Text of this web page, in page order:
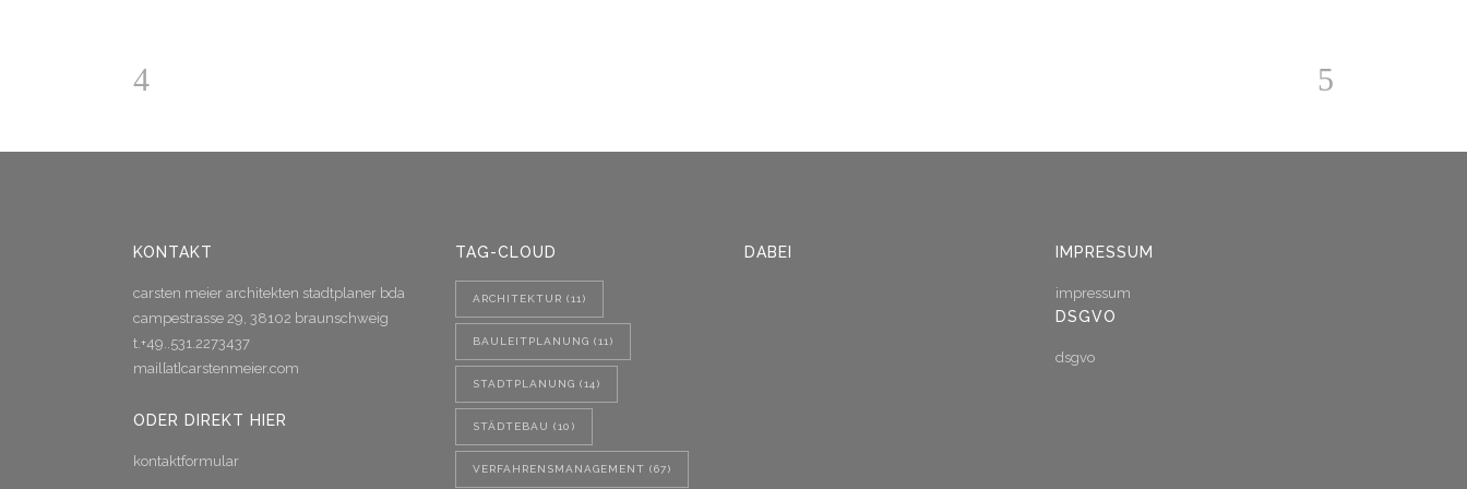
KONTAKT
carsten meier architekten stadtplaner bda
campestrasse 29, 38102 braunschweig
t.+49..531.2273437
mail[at]carstenmeier.com
ODER DIREKT HIER
kontaktformular
TAG-CLOUD
ARCHITEKTUR (11)
BAULEITPLANUNG (11)
STADTPLANUNG (14)
STÄDTEBAU (10)
VERFAHRENSMANAGEMENT (67)
DABEI IMPRESSUM
impressum
DSGVO
dsgvo